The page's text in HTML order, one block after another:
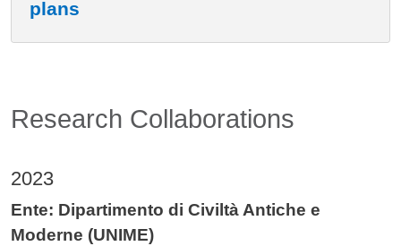
plans
Research Collaborations
2023
Ente: Dipartimento di Civiltà Antiche e
Moderne (UNIME)